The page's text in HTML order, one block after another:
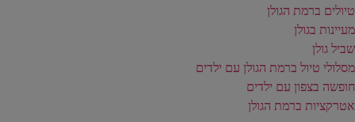
טיולים ברמת הגולן
מעיינות בגולן
שביל גולן
מסלולי טיול ברמת הגולן עם ילדים
חופשה בצפון עם ילדים
אטרקציות ברמת הגולן